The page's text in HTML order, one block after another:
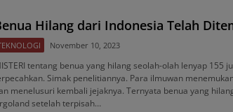
Hilang dari Indonesia Telah
November 10, 2023
tentang benua yang hilang seolah-olah lenyap 155
Simak penelitiannya. Para ilmuwan
menelusuri kembali jejaknya. Ternyata benua yang
setelah terpisah…